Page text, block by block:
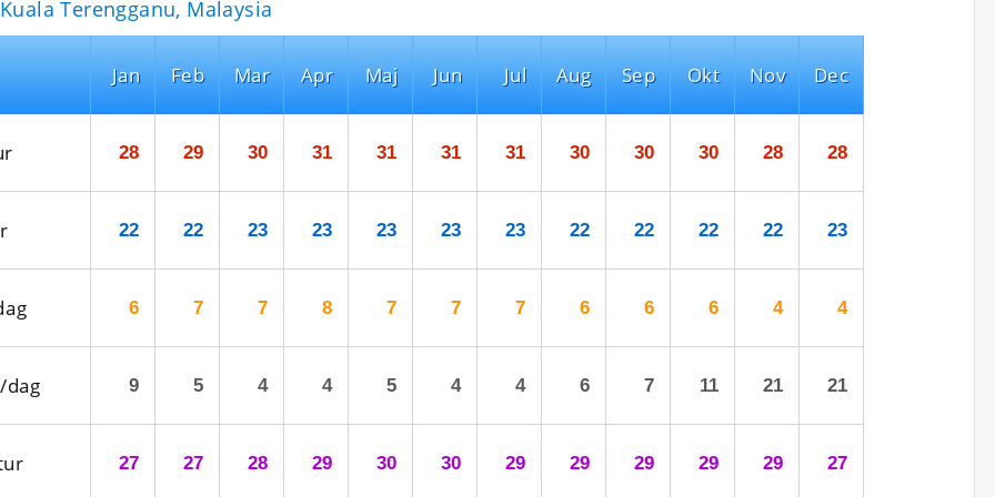
Terengganu, Malaysia
Jan
28
22
6
9
27
Feb
29
22
7
5
27
Mar
30
23
7
4
28
Apr
31
23
8
4
29
Maj
31
23
7
5
30
Jun
31
23
7
4
30
Jul
31
23
7
4
29
Aug
30
22
6
6
29
Sep
30
22
6
7
29
Okt
30
22
6
11
29
Nov
28
22
4
21
29
Dec
28
23
4
21
27